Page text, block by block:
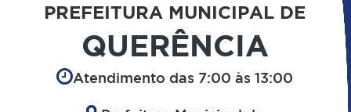
PREFEITURA MUNICIPAL DE
QUERÊNCIA
Atendimento das 7:00 às 13:00